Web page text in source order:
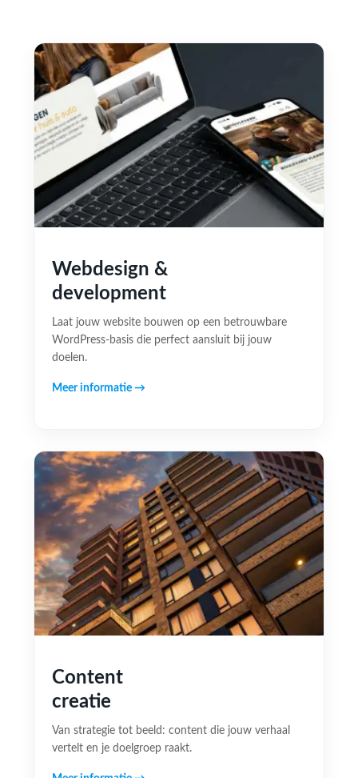
Webdesign &
development
Laat jouw website bouwen op een betrouwbare
WordPress-basis die perfect aansluit bij jouw
doelen.
Meer informatie →
Content
creatie
Van strategie tot beeld: content die jouw verhaal
vertelt en je doelgroep raakt.